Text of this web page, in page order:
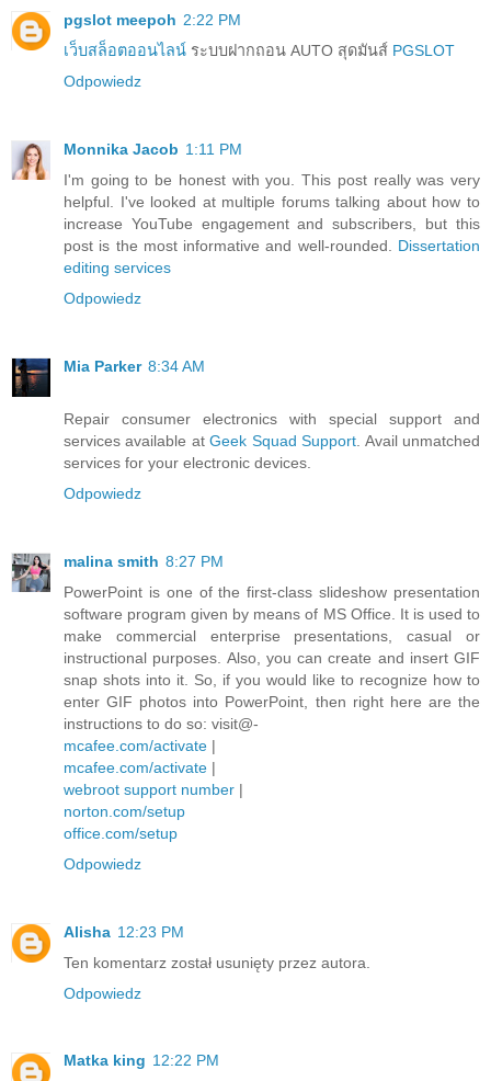
pgslot meepoh 2:22 PM
เว็บสล็อตออนไลน์ ระบบฝากถอน AUTO สุดมันส์ PGSLOT
Odpowiedz
Monnika Jacob 1:11 PM
I'm going to be honest with you. This post really was very
helpful. I've looked at multiple forums talking about how to
increase YouTube engagement and subscribers, but this
post is the most informative and well-rounded. Dissertation
editing services
Odpowiedz
Mia Parker 8:34 AM
Repair consumer electronics with special support and
services available atGeek Squad Support . Avail unmatched
services for your electronic devices.
Odpowiedz
malina smith 8:27 PM
PowerPoint is one of the first-class slideshow presentation
software program given by means of MS Office. It is used to
make commercial enterprise presentations, casual or
instructional purposes. Also, you can create and insert GIF
snap shots into it. So, if you would like to recognize how to
enter GIF photos into PowerPoint, then right here are the
instructions to do so: visit@-
mcafee.com/activate |
mcafee.com/activate |
webroot support number |
norton.com/setup
office.com/setup
Odpowiedz
Alisha 12:23 PM
Ten komentarz został usunięty przez autora.
Odpowiedz
Matka king 12:22 PM